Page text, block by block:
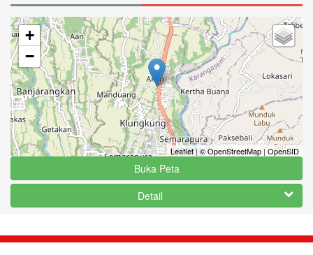
+
−
Leaflet|© OpenStreetMap|OpenSID
Buka Peta
Detail